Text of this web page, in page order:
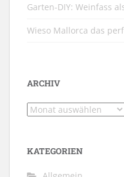
Garten-DIY: Weinfass
Wieso Mallorca das
ARCHIV
Archiv
KATEGORIEN